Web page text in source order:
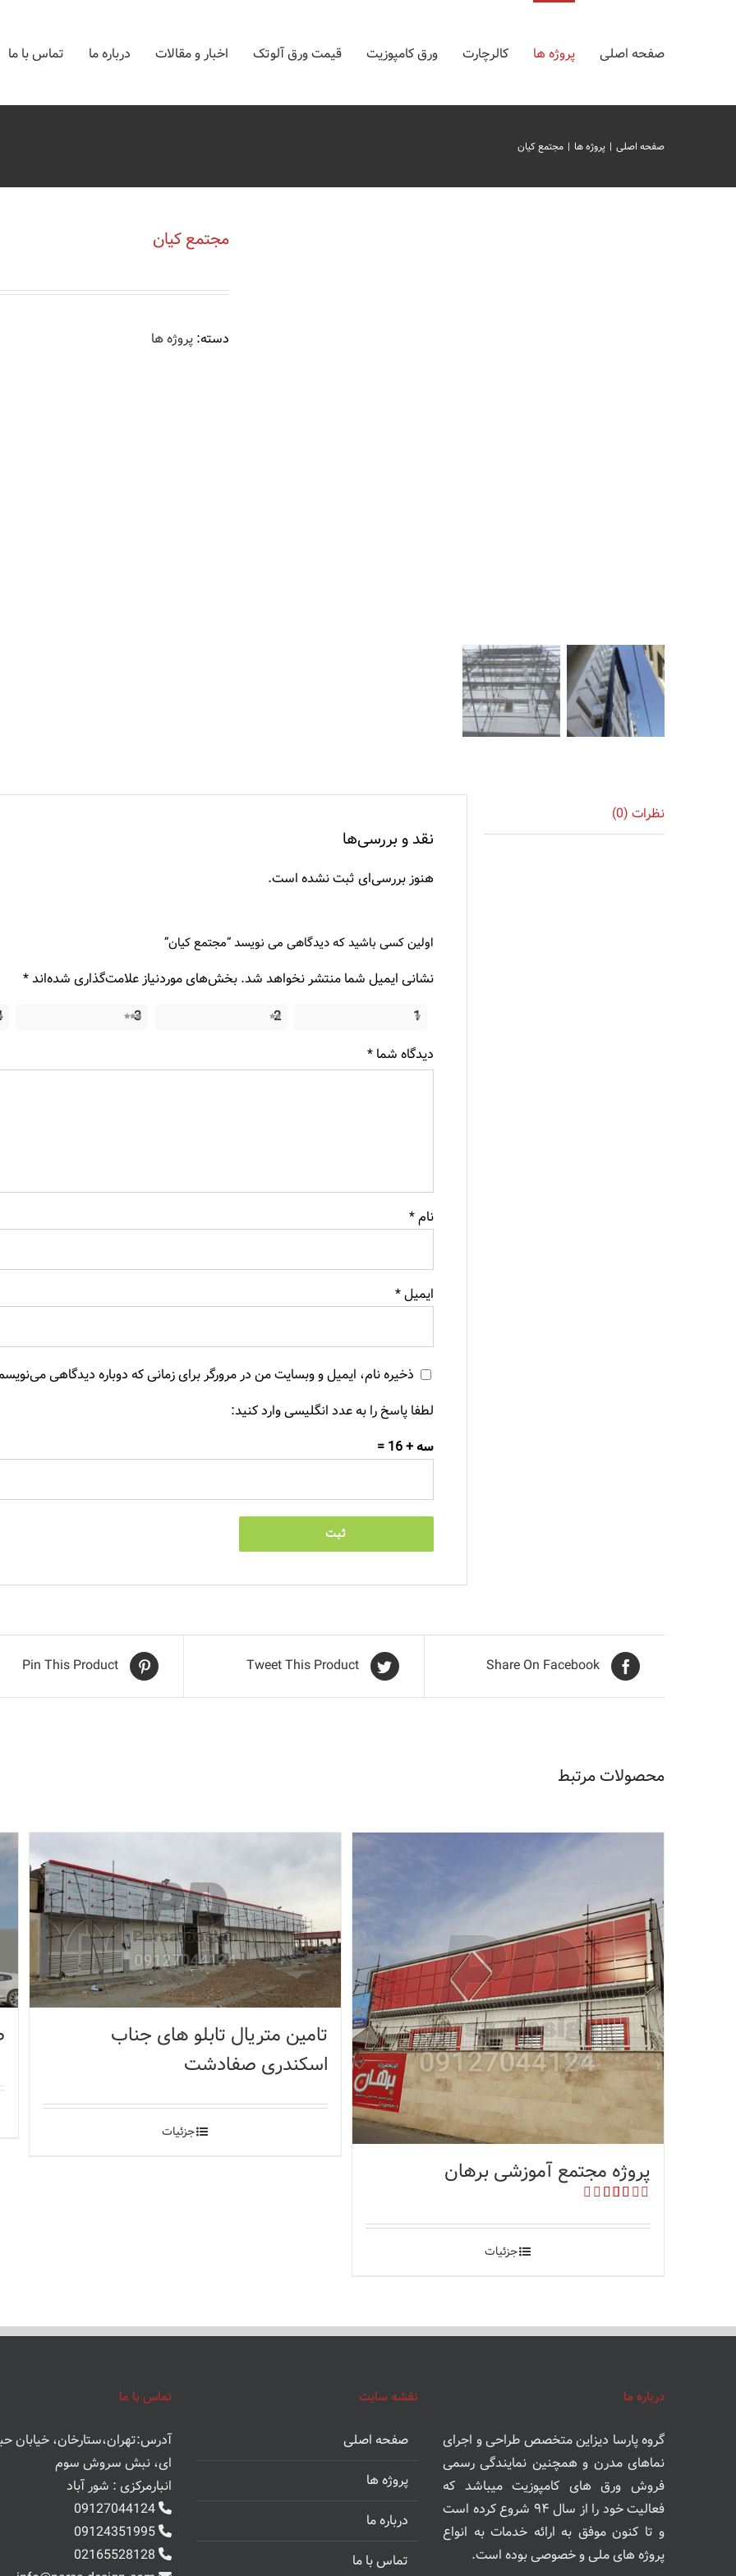
صفحه اصلی پروژه ها کالرچارت ورق کامپوزیت قیمت ورق آلوتک اخبار و مقالات درباره ما تماس با ما
صفحه اصلی | پروژه ها | مجتمع کیان
مجتمع کیان
دسته: پروژه ها
نظرات (0)
نقد و بررسی‌ها
هنوز بررسی‌ای ثبت نشده است.
اولین کسی باشید که دیدگاهی می نویسد “مجتمع کیان”
نشانی ایمیل شما منتشر نخواهد شد. بخش‌های موردنیاز علامت‌گذاری شده‌اند*
1
2
3
دیدگاه شما *
نام*
ایمیل*
ذخیره نام، ایمیل و وبسایت من در مرورگر برای زمانی که دوباره دیدگاهی
لطفا پاسخ را به عدد انگلیسی وارد کنید:
سه + 16 =
Share On Facebook
Tweet This Product
Pin This Product
محصولات مرتبط
پروژه مجتمع آموزشی برهان
از 5
جزئیات
تامین متریال تابلو های جناب
اسکندری صفادشت
جزئیات
درباره ما
گروه‌ پارسا دیزاین متخصص طراحی و اجرای
نماهای مدرن و همچنین نمایندگی رسمی
فروش ورق های کامپوزیت میباشد که
فعالیت خود را از سال ۹۴ شروع کرده است
و تا کنون موفق به ارائه خدمات به انواع
پروژه های ملی و خصوصی بوده است.
نقشه سایت
صفحه اصلی
پروژه ها
درباره ما
تماس با ما
تماس با ما
آدرس:تهران،ستارخان، خیابان
ای، نبش سروش سوم
انبارمرکزی : شور آباد
09127044124
09124351995
02165528128